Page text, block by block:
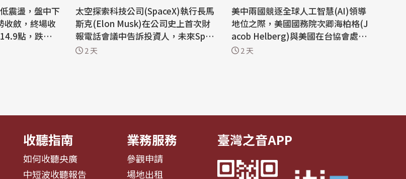
震盪，盤中下
收斂，終場收
點，跌幅0.
9403.91億
太空探索科技公司(SpaceX)執行長馬
斯克(Elon Musk)在公司史上首次財
報電話會議中告訴投資人，未來Spac
eX將完全以輝達(Nvidia)的系統建構
2 天
美中兩國競逐全球人工智慧(AI)領導
地位之際，美國國務院次卿海柏格(J
acob Helberg)與美國在台協會處長
谷立言(Raymond Greene)會面後發
2 天
收聽指南
如何收聽央廣
中短波收聽報告
業務服務
參觀申請
場地出租
臺灣之音APP